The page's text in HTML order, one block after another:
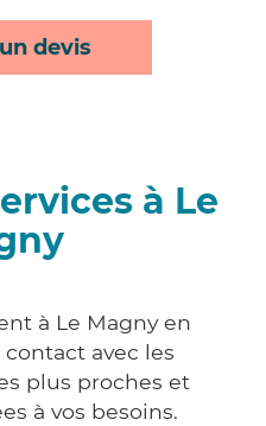
devis
à Le
à Le Magny en
avec les
plus proches et
à vos besoins.